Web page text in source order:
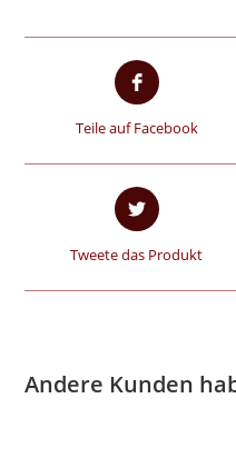
Teile auf Facebook
Tweete das Produkt
Andere Kunden